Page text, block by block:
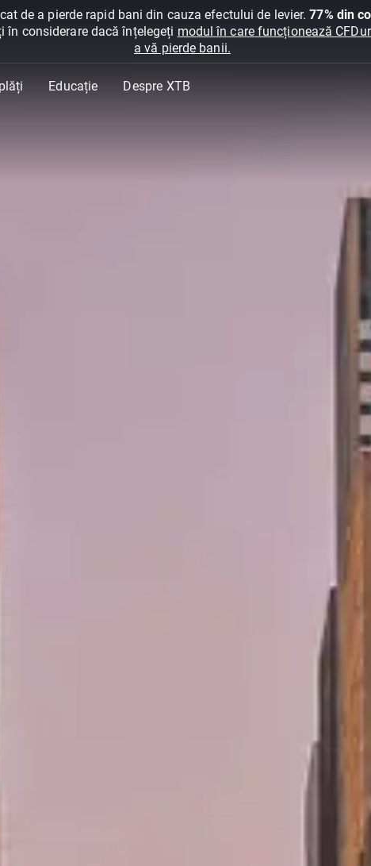
de a pierde rapid bani din cauza efectului de levier.77% din
în considerare dacă înțelegeți modul în care funcționează
a vă pierde banii.
Educație Despre XTB